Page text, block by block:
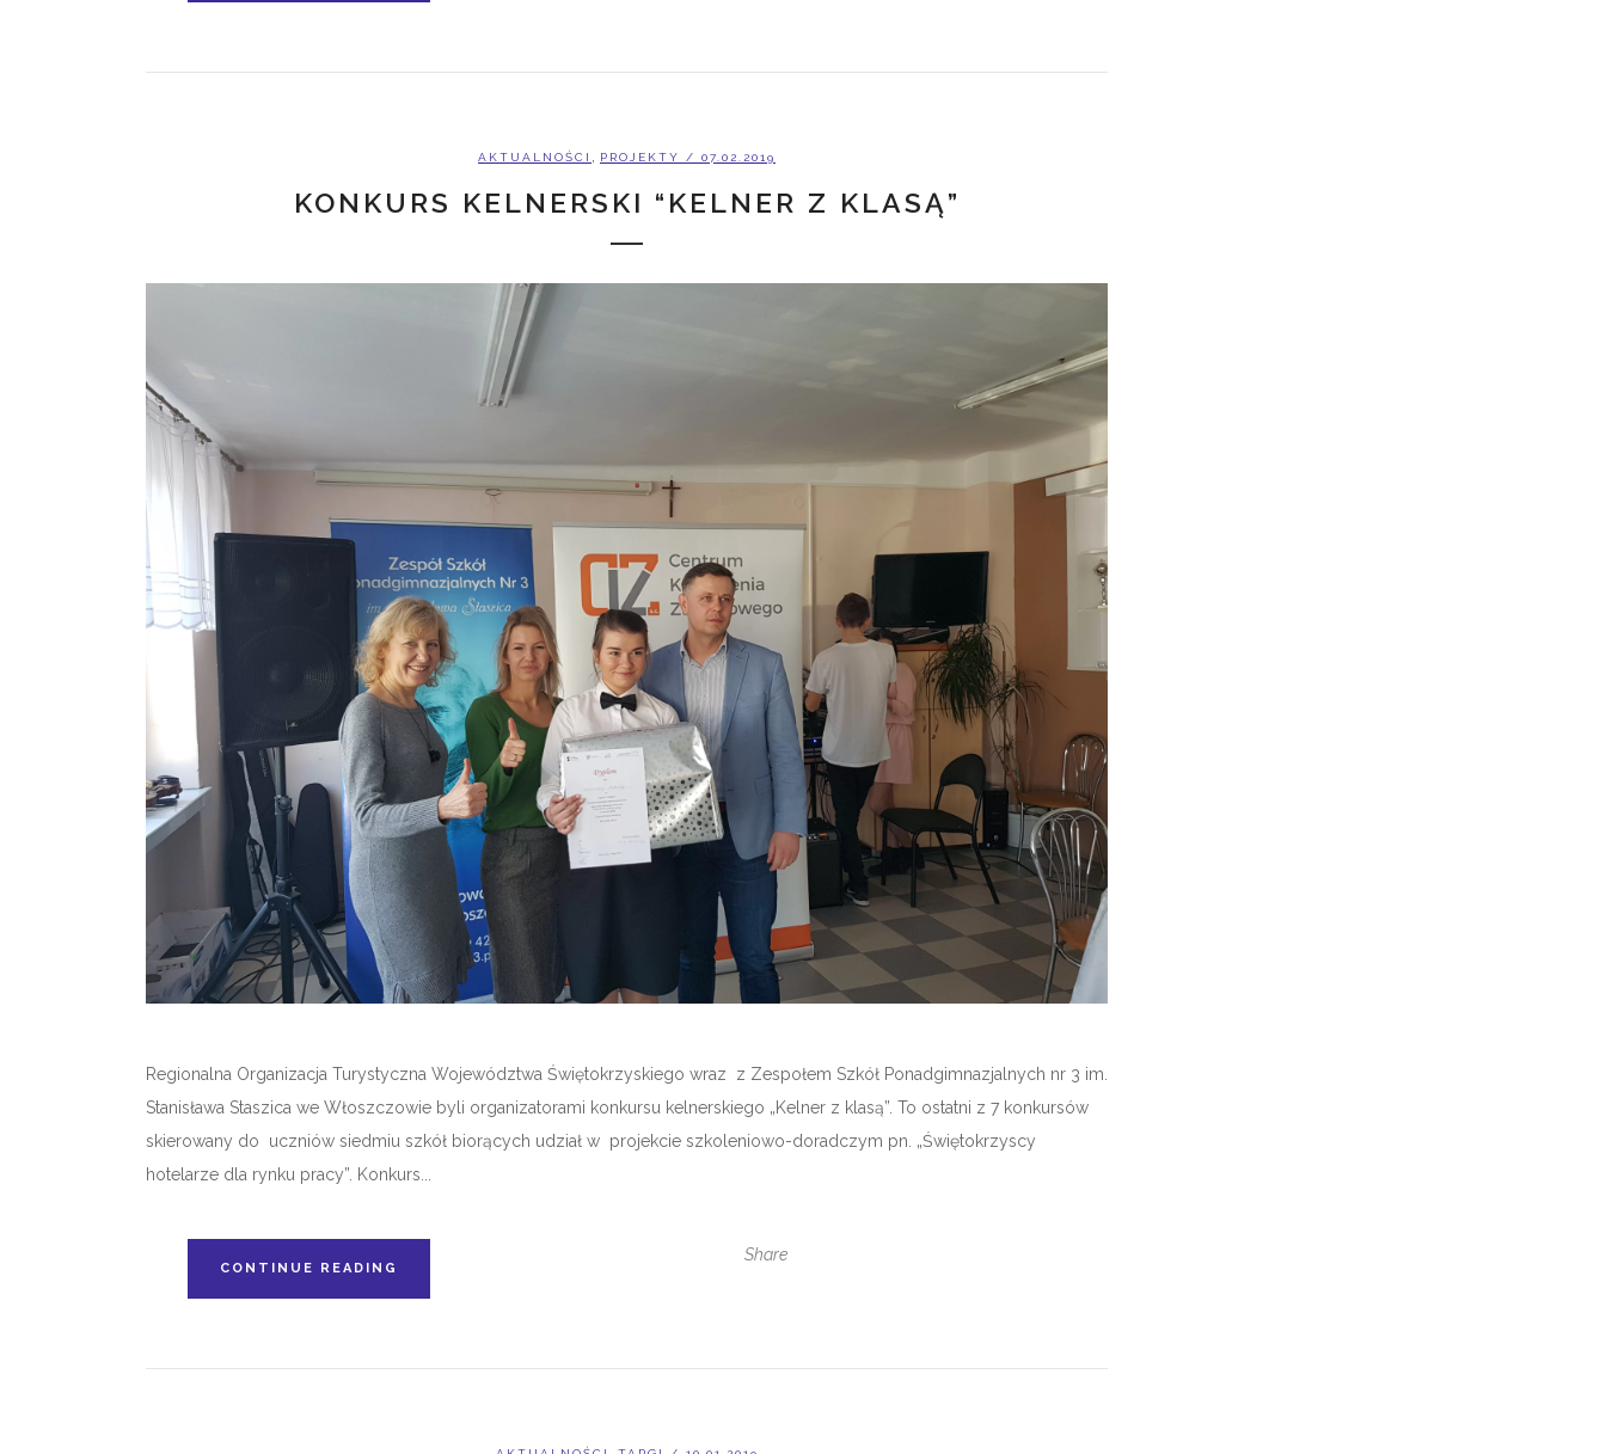
AKTUALNOŚCI PROJEKTY / 07.02.2019
KONKURS KELNERSKI “KELNER Z KLASĄ”
Regionalna Organizacja Turystyczna Województwa Świętokrzyskiego wraz z Zespołem Szkół Ponadgimnazjalnych nr 3 im.
Stanisława Staszica we Włoszczowie byli organizatorami konkursu kelnerskiego „Kelner z klasą”. To ostatni z 7 konkursów
skierowany do uczniów siedmiu szkół biorących udział w projekcie szkoleniowo-doradczym pn. „Świętokrzyscy
hotelarze dla rynku pracy”. Konkurs...
CONTINUE READING
Share